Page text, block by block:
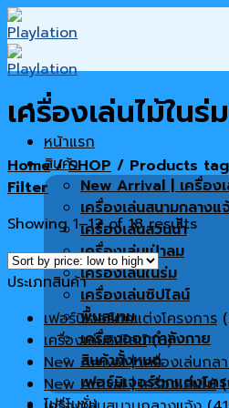
Skip
to
content
หน้าแรก
สินค้า
New Arrival | เครื่อง
เครื่องเล่นสนามกลางแ
เครื่องเล่นสวนน้ำ
เครื่องเล่นเป่าลม
เครื่องเล่นในร่ม
เครื่องเล่นซิปไลน์
พื้นสนาม
เครื่องออกกำลังกาย
สินค้าทั้งหมด
เฟอร์นิเจอร์ตกแต่งโค
เครื่องเล่นไม้ในร่ม
Home / SHOP / Products
Filter
Showing 1–12 of 18 results
ประเภทสินค้า
เฟอร์นิเจอร์ตกแต่งโครงการ
เครื่องเล่นซิปไลน์ (6)
New Arrival | เครื่องเล่นกล
New Arrival | เครื่องเล่นไม้